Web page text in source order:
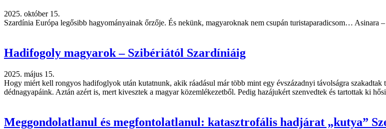
2025. október 15.
Szardínia Európa legősibb hagyományainak őrzője. És nekünk, magyaroknak nem csupán turistaparadicsom… Asinara
Hadifogoly magyarok – Szibériától Szardíniáig
2025. május 15.
Hogy miért kell rongyos hadifoglyok után kutatnunk, akik ráadásul már több mint egy évszázadnyi távolságra
dédnagyapáink. Aztán azért is, mert kivesztek a magyar közemlékezetből. Pedig hazájukért szenvedtek és tartottak ki
Meggondolatlanul és megfontolatlanul: katasztrofális hadjárat „kutya”